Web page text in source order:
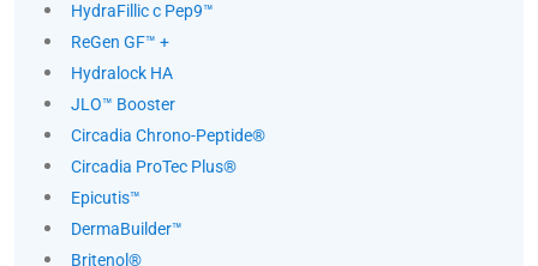
HydraFillic с Pep9™
ReGen GF™ +
Hydralock HA
JLO™ Booster
Circadia Chrono-Peptide®
Circadia ProTec Plus®
Epicutis™
DermaBuilder™
Britenol®